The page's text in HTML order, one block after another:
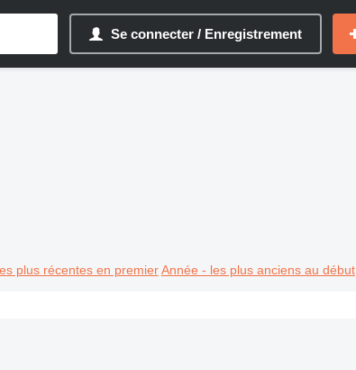
Se connecter / Enregistrement
plus récentes en premier Année - les plus anciens au début